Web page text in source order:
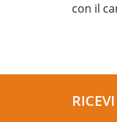
con il